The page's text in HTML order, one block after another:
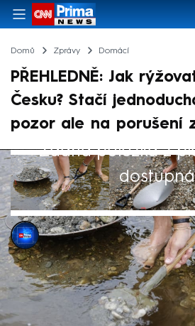
Domů Zprávy Domácí
PŘEHLEDNĚ: Jak
Česku? Stačí
pozor ale na porušení
Žádná položka z
CNN Prima NEWS
Akt. 29. srp 2025, 15:10• 13. čvn 2025, 18:51
Zachvátí zlatá horečka
Horách na Jesenicku by
tři a půl tuny tohoto